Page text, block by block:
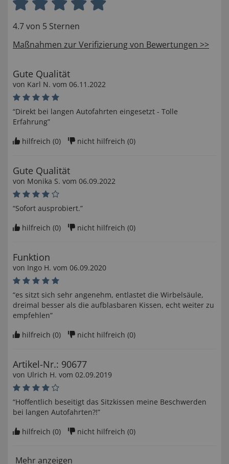
4.7 von 5 Sternen
Maßnahmen zur Verifizierung von Bewertungen >>
Gute Qualität
von Karl N. vom 06.11.2022
“Direkt bei langen Autofahrten eingesetzt - Tolle
Erfahrung”
hilfreich (0) nicht hilfreich (0)
Gute Qualität
von Monika S. vom 06.09.2022
“Sofort ausprobiert.”
hilfreich (0) nicht hilfreich (0)
Funktion
von Ingo H. vom 06.09.2020
“es sitzt sich sehr angenehm, entlastet die Wirbelsäule,
dreimal besser als die aufblasbaren Kissen, echt weiter zu
empfehlen”
hilfreich (0) nicht hilfreich (0)
Artikel-Nr.: 90677
von Ulrich H. vom 02.09.2019
“Hoffentlich beseitigt das Sitzkissen meine Beschwerden
bei langen Autofahrten?!”
hilfreich (0) nicht hilfreich (0)
Mehr anzeigen